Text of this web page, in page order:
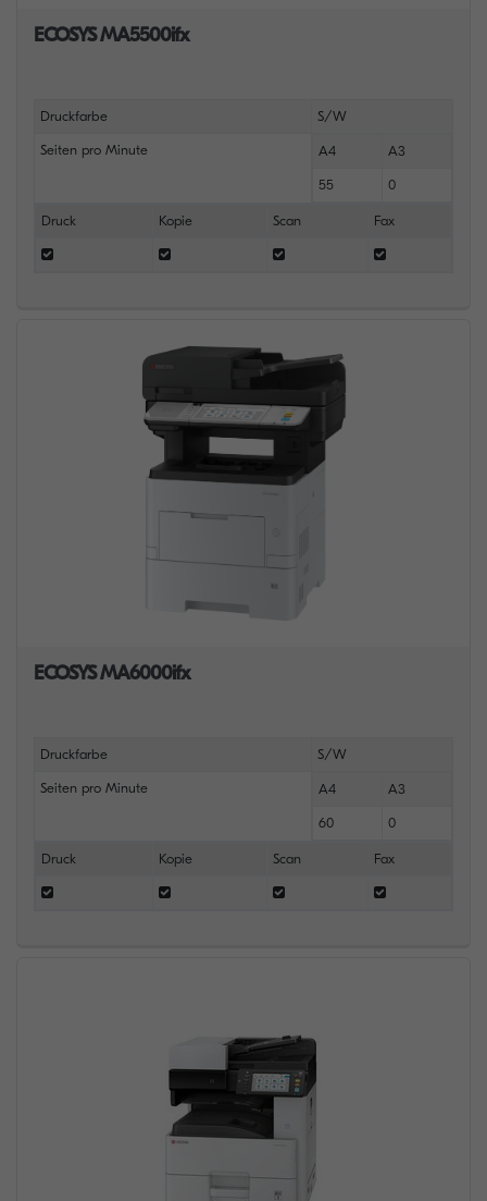
ECOSYS MA5500ifx
Druckfarbe S/W
Seiten pro Minute A4 A3
55 0
Druck Kopie Scan Fax
ECOSYS MA6000ifx
Druckfarbe S/W
Seiten pro Minute A4 A3
60 0
Druck Kopie Scan Fax